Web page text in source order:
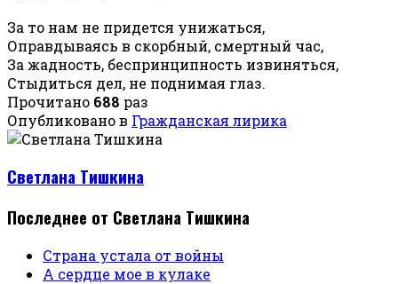
За то нам не придется унижаться,
Оправдываясь в скорбный, смертный час,
За жадность, беспринципность извиняться,
Стыдиться дел, не поднимая глаз.
Прочитано 688 раз
Опубликовано в Гражданская лирика
Светлана Тишкина
Последнее от Светлана Тишкина
Страна устала от войны
А сердце мое в кулаке